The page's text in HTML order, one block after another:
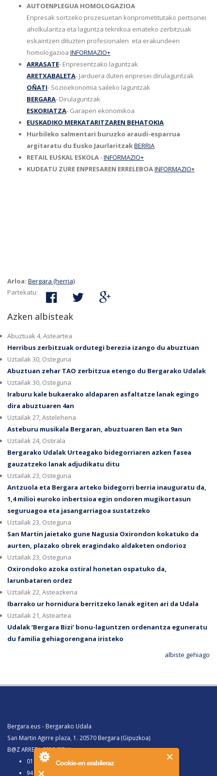
Cookie-en erabileraz
AUTOENPLEGUA HOMOLOGAZIOA
Enpresak sortzeko prozesuetan konprometitutako pertsonei
aholkularitza eta laguntza teknikoa emateko zerbitzuak
eskaintzen dituzten profesionalen eta erakundeen
homologazioa INFORMAZIO+
ARRASATE- Enpresentzako laguntzak
ARETXABALETA- Jarduera duten enpresei dirulaguntzak
OÑATI- Sozioekonomia saileko laguntzak
BERGARA- Dirulaguntzak
ESKORIATZA- Garapen ekonomikoa
EUSKADIKO MERKATARITZAREN BEHATOKIA
Hurbileko salmentari buruzko araudi-esparrua
argitaratu du Eusko JaurlaritzakBERRIA
RETAIL EUSKAL ESKOLA-INFORMAZIO+
KUDEATU ZURE ENPRESAREN ERRELEBOAINFORMAZIO+
Arloa: Bergara (herria)
Partekatu:
Azken albisteak
Abuztuak 4, Asteartea
Herribus zerbitzuak ordutegi berezia izango du abuztuan
Uztailak 30, Osteguna
Abuztuan zehar TAO zerbitzua etengo du Bergarako Udalak
Uztailak 30, Osteguna
Iraburu kale bukaerako aldaparen asfaltatze lanak egingo
dira abuztuaren 4an
Uztailak 27, Astelehena
Asteburu musikala Bergaran, abuztuaren 8an eta 9an
Uztailak 24, Ostirala
Bergarako Udalak Urteagako bidegorriaren azken fasea
gauzatzeko lanak adjudikatu ditu
Uztailak 23, Osteguna
Antzuola eta Bergara arteko bidegorri berria inauguratu da,
1,4 milioi euroko inbertsioa egin ondoren mugikortasun
seguruagoa eta jasangarriagoa sustatzeko
Uztailak 23, Osteguna
San Martin jaietako gune Nagusia Oxirondon kokatuko da
aurten, plazako obrek eragindako aldaketen ondorioz
Uztailak 23, Osteguna
Oxirondoko azoka ostiral honetan ospatuko da,
larunbataren ordez
Uztailak 22, Asteazkena
Ibarrako ur hornidura berritzeko lanak egiten ari da Udala
Uztailak 21, Asteartea
Udalak ‘Bergara Bizi’ bonu-laguntzen ordenantza eguneratu
du familia gehiagorengana iristeko
albiste gehiago
Bergara.eus - Bergarako Udala
San Martin Agirre plaza, 1. 20570 Bergara (Gipuzkoa)
B@Z ARRETA ZERBITZUA:
010, Bergaratik deituz gero
943 77 91 00, Bergaraz kanpotik deituz gero